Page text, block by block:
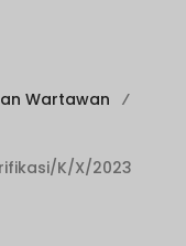
Wartawan
K/X/2023